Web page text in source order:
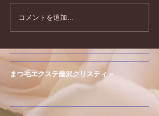
夏のキャンペーンのお知
らせです♪
コメントを追加…
まつ毛エクステ藤沢クリスティ »